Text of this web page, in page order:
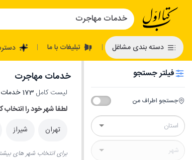
دسته بندی مشاغل | تبلیغات با ما |
فیلتر جستجو
جستجو اطراف من
خدمات مهاجرت
لیست کامل 173 خدمات مهاجرت
لطفا شهر خود را انتخاب
تهران
شیراز
برای انتخاب شهر های